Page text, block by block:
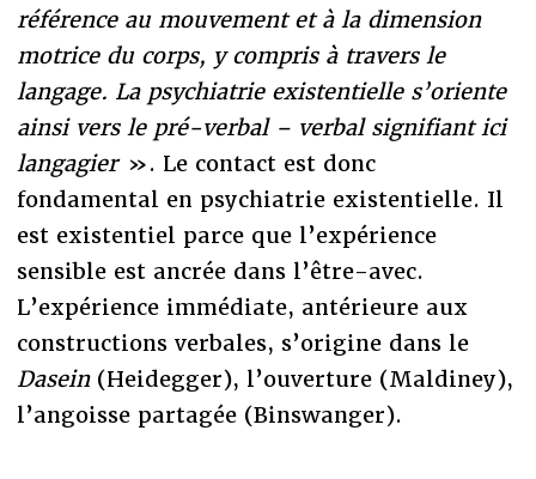
référence au mouvement et à la dimension
motrice du corps, y compris à travers le
langage. La psychiatrie existentielle s’oriente
ainsi vers le pré-verbal – verbal signifiant ici
langagier ». Le contact est donc
fondamental en psychiatrie existentielle. Il
est existentiel parce que l’expérience
sensible est ancrée dans l’être-avec.
L’expérience immédiate, antérieure aux
constructions verbales, s’origine dans le
Dasein (Heidegger), l’ouverture (Maldiney),
l’angoisse partagée (Binswanger).